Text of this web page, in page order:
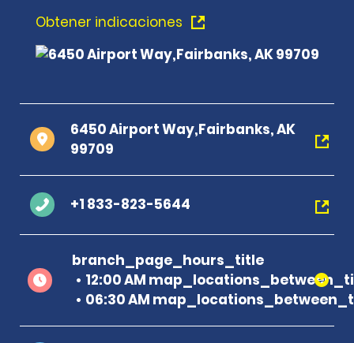
Obtener indicaciones
6450 Airport Way,Fairbanks, AK
99709
+1 833-823-5644
branch_page_hours_title
12:00 AM
06:30 AM